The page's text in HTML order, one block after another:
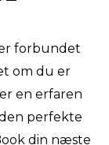
forbundet
om du er
en erfaren
perfekte
din næste